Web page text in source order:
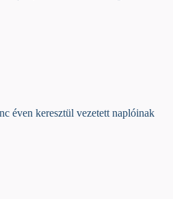
éven keresztül vezetett naplóinak